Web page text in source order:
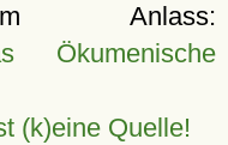
Anlass:
Ökumenische
(k)eine Quelle!